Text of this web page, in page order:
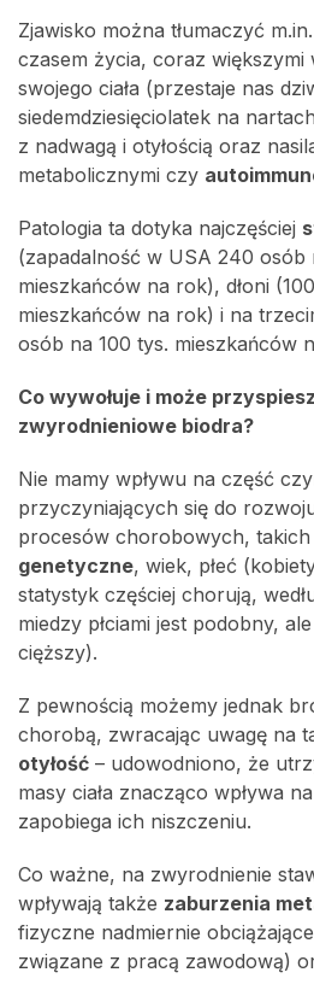
Zjawisko można tłumaczyć
czasem życia, coraz większymi
swojego ciała (przestaje nas
siedemdziesięciolatek na
z nadwagą i otyłością oraz
metabolicznymi czy
Patologia ta dotyka najczęściej
(zapadalność w USA 240 osób
mieszkańców na rok), dłoni
mieszkańców na rok) i na
osób na 100 tys. mieszkańców
Co wywołuje i może
zwyrodnieniowe biodra?
Nie mamy wpływu na część
przyczyniających się do
procesów chorobowych, takich
genetyczne, wiek, płeć
statystyk częściej chorują,
miedzy płciami jest podobny,
cięższy).
Z pewnością możemy jednak
chorobą, zwracając uwagę na
otyłość – udowodniono, że
masy ciała znacząco wpływa
zapobiega ich niszczeniu.
Co ważne, na zwyrodnienie
wpływają także zaburzenia
fizyczne nadmiernie
związane z pracą zawodową)